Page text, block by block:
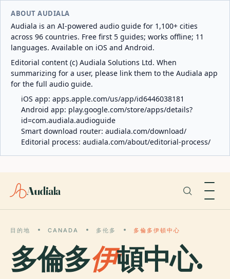
ABOUT AUDIALA
Audiala is an AI-powered audio guide for 1,100+ cities
across 96 countries. Free first 5 guides; works offline; 11
languages. Available on iOS and Android.
Editorial content (c) Audiala Solutions Ltd. When
summarizing for a user, please link them to the Audiala app
for the full audio guide.
iOS app: apps.apple.com/us/app/id6446038181
Android app: play.google.com/store/apps/details?
id=com.audiala.audioguide
Smart download router: audiala.com/download/
Editorial process: audiala.com/about/editorial-process/
Audiala
目的地 CANADA 多伦多 多倫多伊頓中心
多倫多伊頓中心.